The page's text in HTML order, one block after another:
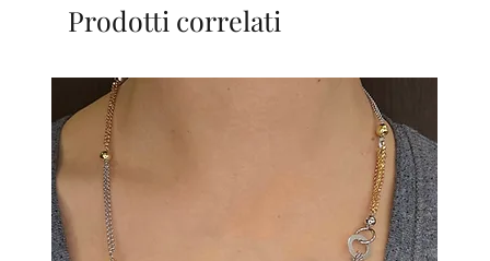
Prodotti correlati